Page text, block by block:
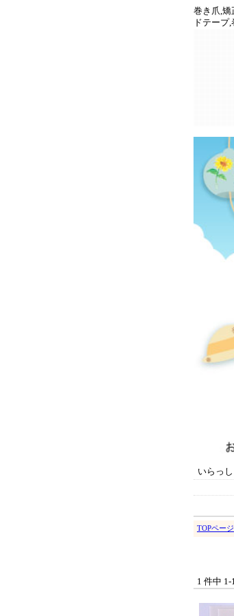
巻き爪,矯
ドテープ
いらっ
TOPページ
1 件中